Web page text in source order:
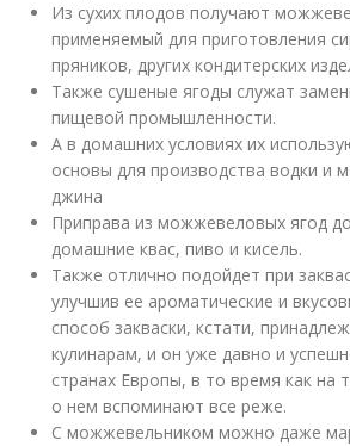
Из сухих плодов получают
применяемый для приготовления
пряников, других кондитерских
Также сушеные ягоды служат
пищевой промышленности.
А в домашних условиях их
основы для производства водки и
джина
Приправа из можжевеловых ягод
домашние квас, пиво и кисель.
Также отлично подойдет при
улучшив ее ароматические и
способ закваски, кстати,
кулинарам, и он уже давно и
странах Европы, в то время как на
о нем вспоминают все реже.
С можжевельником можно даже